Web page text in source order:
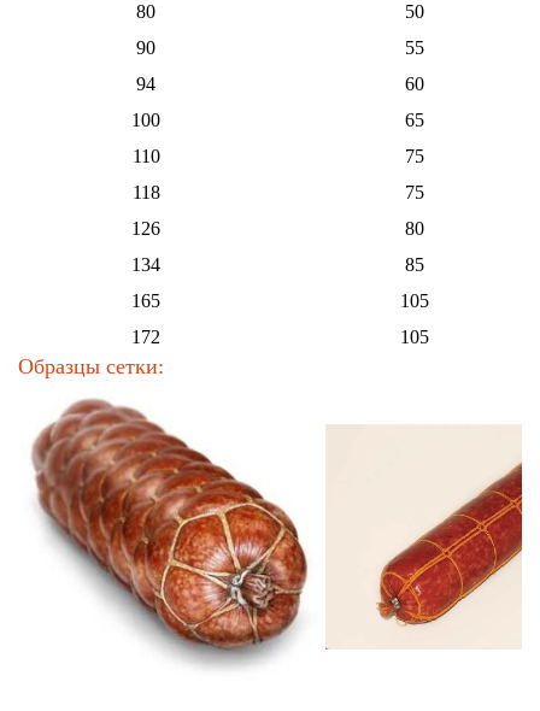
80
50
90
55
94
60
100
65
110
75
118
75
126
80
134
85
165
105
172
105
Образцы сетки: